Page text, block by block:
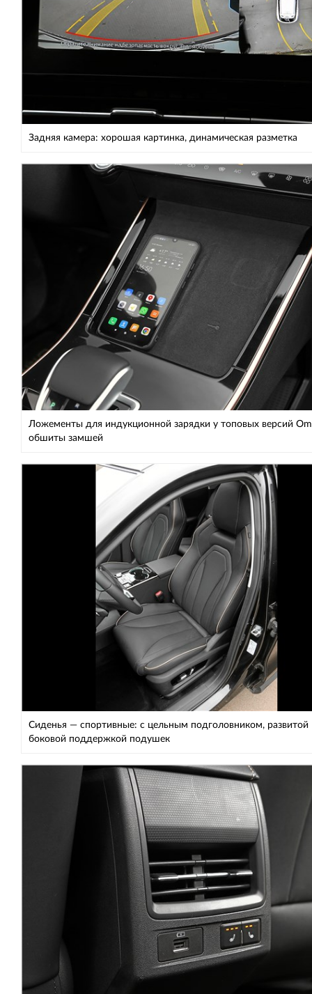
Задняя камера: хорошая картинка, динамическая разметка
Ложементы для индукционной зарядки у топовых версий
обшиты замшей
Сиденья — спортивные: с цельным подголовником, развитой
боковой поддержкой подушек